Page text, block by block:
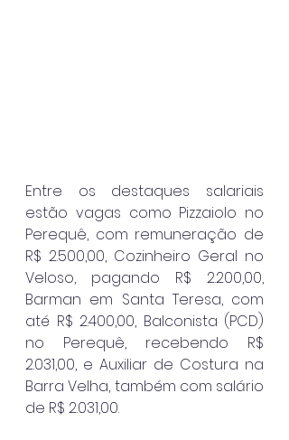
Entre os destaques salariais
estão vagas como Pizzaiolo no
Perequê, com remuneração de
R$ 2.500,00, Cozinheiro Geral no
Veloso, pagando R$ 2.200,00,
Barman em Santa Teresa, com
até R$ 2.400,00, Balconista (PCD)
no Perequê, recebendo R$
2.031,00, e Auxiliar de Costura na
Barra Velha, também com salário
de R$ 2.031,00.